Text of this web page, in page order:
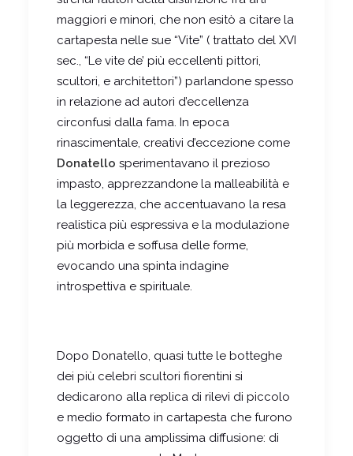
maggiori e minori, che non esitò a citare la
cartapesta nelle sue “Vite” ( trattato del XVI
sec., “Le vite de’ più eccellenti pittori,
scultori, e architettori”) parlandone spesso
in relazione ad autori d’eccellenza
circonfusi dalla fama. In epoca
rinascimentale, creativi d’eccezione come
Donatello sperimentavano il prezioso
impasto, apprezzandone la malleabilità e
la leggerezza, che accentuavano la resa
realistica più espressiva e la modulazione
più morbida e soffusa delle forme,
evocando una spinta indagine
introspettiva e spirituale.
Dopo Donatello, quasi tutte le botteghe
dei più celebri scultori fiorentini si
dedicarono alla replica di rilevi di piccolo
e medio formato in cartapesta che furono
oggetto di una amplissima diffusione: di